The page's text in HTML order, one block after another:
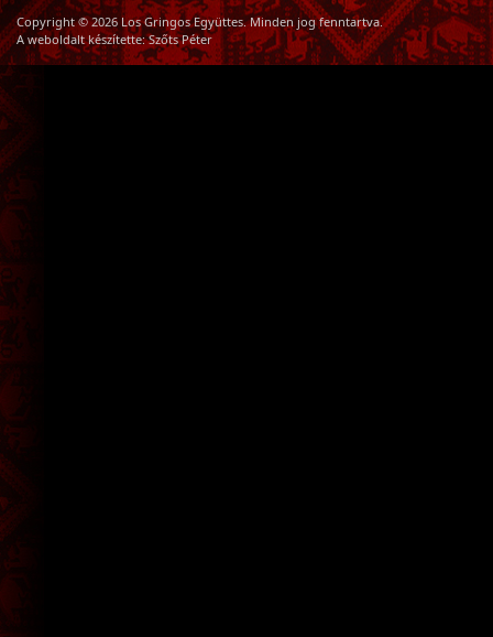
Copyright © 2026 Los Gringos Együttes. Minden jog fenntartva.
A weboldalt készítette:Szőts Péter